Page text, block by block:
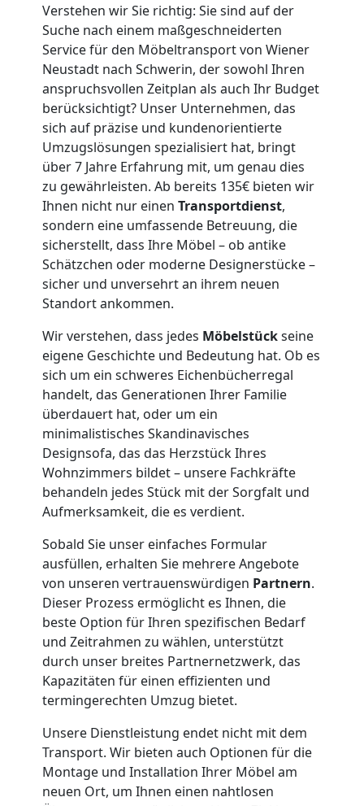
Verstehen wir Sie richtig: Sie sind auf der
Suche nach einem maßgeschneiderten
Service für den Möbeltransport von Wiener
Neustadt nach Schwerin, der sowohl Ihren
anspruchsvollen Zeitplan als auch Ihr Budget
berücksichtigt? Unser Unternehmen, das
sich auf präzise und kundenorientierte
Umzugslösungen spezialisiert hat, bringt
über 7 Jahre Erfahrung mit, um genau dies
zu gewährleisten. Ab bereits 135€ bieten wir
Ihnen nicht nur einen Transportdienst,
sondern eine umfassende Betreuung, die
sicherstellt, dass Ihre Möbel – ob antike
Schätzchen oder moderne Designerstücke –
sicher und unversehrt an ihrem neuen
Standort ankommen.
Wir verstehen, dass jedes Möbelstückseine
eigene Geschichte und Bedeutung hat. Ob es
sich um ein schweres Eichenbücherregal
handelt, das Generationen Ihrer Familie
überdauert hat, oder um ein
minimalistisches Skandinavisches
Designsofa, das das Herzstück Ihres
Wohnzimmers bildet – unsere Fachkräfte
behandeln jedes Stück mit der Sorgfalt und
Aufmerksamkeit, die es verdient.
Sobald Sie unser einfaches Formular
ausfüllen, erhalten Sie mehrere Angebote
von unseren vertrauenswürdigen Partnern.
Dieser Prozess ermöglicht es Ihnen, die
beste Option für Ihren spezifischen Bedarf
und Zeitrahmen zu wählen, unterstützt
durch unser breites Partnernetzwerk, das
Kapazitäten für einen effizienten und
termingerechten Umzug bietet.
Unsere Dienstleistung endet nicht mit dem
Transport. Wir bieten auch Optionen für die
Montage und Installation Ihrer Möbel am
neuen Ort, um Ihnen einen nahtlosen
Mann
LKW
Wiener
Neustadt
Kunsttransport
Wiener
Neustadt
Umzug
Wiener
Neustadt
Mann
LKW
Möbellift
Wiener